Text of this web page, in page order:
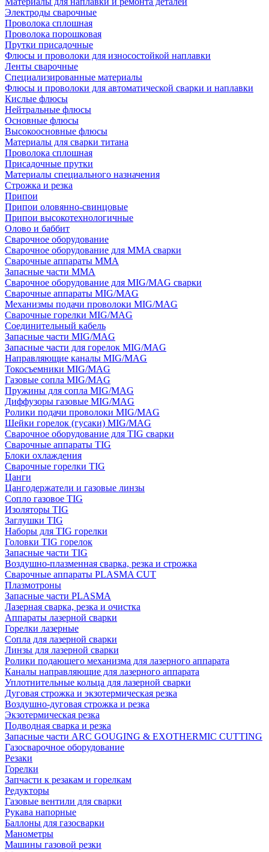
Электроды сварочные
Проволока сплошная
Проволока порошковая
Прутки присадочные
Флюсы и проволоки для износостойкой наплавки
Ленты сварочные
Специализированные материалы
Флюсы и проволоки для автоматической сварки и наплавки
Кислые флюсы
Нейтральные флюсы
Основные флюсы
Высокоосновные флюсы
Материалы для сварки титана
Проволока сплошная
Присадочные прутки
Материалы специального назначения
Строжка и резка
Припои
Припои оловянно-свинцовые
Припои высокотехнологичные
Олово и баббит
Сварочное оборудование
Сварочное оборудование для MMA сварки
Сварочные аппараты MMA
Запасные части MMA
Сварочное оборудование для MIG/MAG сварки
Сварочные аппараты MIG/MAG
Механизмы подачи проволоки MIG/MAG
Сварочные горелки MIG/MAG
Соединительный кабель
Запасные части MIG/MAG
Запасные части для горелок MIG/MAG
Направляющие каналы MIG/MAG
Токосъемники MIG/MAG
Газовые сопла MIG/MAG
Пружины для сопла MIG/MAG
Диффузоры газовые MIG/MAG
Ролики подачи проволоки MIG/MAG
Шейки горелок (гусаки) MIG/MAG
Сварочное оборудование для TIG сварки
Сварочные аппараты TIG
Блоки охлаждения
Сварочные горелки TIG
Цанги
Цангодержатели и газовые линзы
Сопло газовое TIG
Изоляторы TIG
Заглушки TIG
Наборы для TIG горелки
Головки TIG горелок
Запасные части TIG
Воздушно-плазменная сварка, резка и строжка
Сварочные аппараты PLASMA CUT
Плазмотроны
Запасные части PLASMA
Лазерная сварка, резка и очистка
Аппараты лазерной сварки
Горелки лазерные
Сопла для лазерной сварки
Линзы для лазерной сварки
Ролики подающего механизма для лазерного аппарата
Каналы направляющие для лазерного аппарата
Уплотнительные кольца для лазерной сварки
Дуговая строжка и экзотермическая резка
Воздушно-дуговая строжка и резка
Экзотермическая резка
Подводная сварка и резка
Запасные части ARC GOUGING & EXOTHERMIC CUTTING
Газосварочное оборудование
Резаки
Горелки
Запчасти к резакам и горелкам
Редукторы
Газовые вентили для сварки
Рукава напорные
Баллоны для газосварки
Манометры
Машины газовой резки